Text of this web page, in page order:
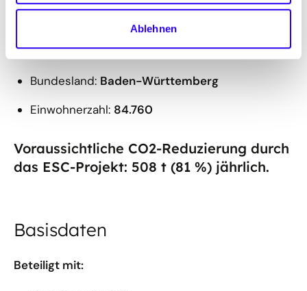
Ablehnen
Verwaltungsebene:Stadt
Bundesland: Baden-Württemberg
Einwohnerzahl: 84.760
Voraussichtliche CO2-Reduzierung durch
das ESC-Projekt: 508 t (81 %) jährlich.
Basisdaten
Beteiligt mit: